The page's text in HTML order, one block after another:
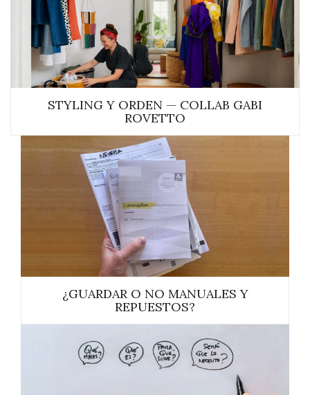
STYLING Y ORDEN — COLLAB GABI
ROVETTO
¿GUARDAR O NO MANUALES Y
REPUESTOS?